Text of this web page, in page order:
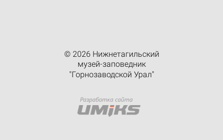
© 2026 Нижнетагильский
музей-заповедник
"Горнозаводской Урал"